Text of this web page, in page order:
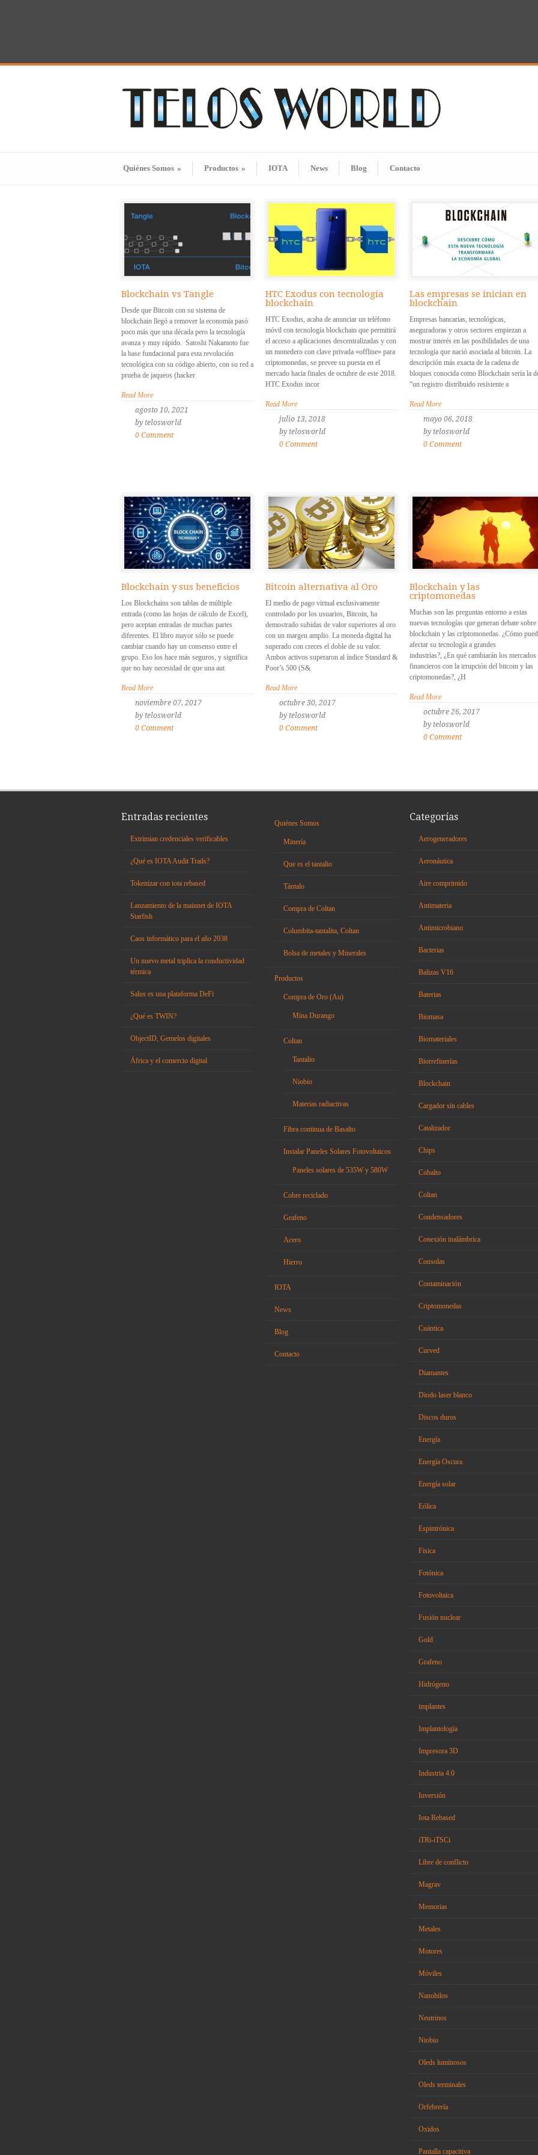
Quiénes Somos » Productos » IOTA News Blog Contacto
Blockchain vs Tangle
Desde que Bitcoin con su sistema de
blockchain llegó a remover la economía pasó
poco más que una década pero la tecnología
avanza y muy rápido. Satoshi Nakamoto fue
la base fundacional para esta revolución
tecnológica con su código abierto, con su red a
prueba de jaqueos (hacker
Read More
agosto 10, 2021
by telosworld
0 Comment
HTC Exodus con tecnología
blockchain
HTC Exodus, acaba de anunciar un teléfono
móvil con tecnología blockchain que permitirá
el acceso a aplicaciones descentralizadas y con
un monedero con clave privada «offline» para
criptomonedas, se prevee su puesta en el
mercado hacia finales de octubre de este 2018.
HTC Exodus incor
Read More
julio 13, 2018
by telosworld
0 Comment
Las empresas se inician en
blockchain
Empresas bancarias, tecnológicas,
aseguradoras y otros sectores empiezan a
mostrar interés en las posibilidades de una
tecnología que nació asociada al bitcoin. La
descripción más exacta de la cadena de
bloques conocida como Blockchain sería la
“un registro distribuido resistente a
Read More
mayo 06, 2018
by telosworld
0 Comment
Blockchain y sus beneficios
Los Blockchains son tablas de múltiple
entrada (como las hojas de cálculo de Excel),
pero aceptan entradas de muchas partes
diferentes. El libro mayor sólo se puede
cambiar cuando hay un consenso entre el
grupo. Eso los hace más seguros, y significa
que no hay necesidad de que una aut
Read More
noviembre 07, 2017
by telosworld
0 Comment
Bitcoin alternativa al Oro
El medio de pago virtual exclusivamente
controlado por los usuarios, Bitcoin, ha
demostrado subidas de valor superiores al oro
con un margen amplio. La moneda digital ha
superado con creces el doble de su valor.
Ambos activos superaron al índice Standard &
Poor’s 500 (S&
Read More
octubre 30, 2017
by telosworld
0 Comment
Blockchain y las
criptomonedas
Muchas son las preguntas entorno a estas
nuevas tecnologías que generan debate sobre
blockchain y las criptomonedas. ¿Cómo
afectar su tecnología a grandes
industrias?, ¿En qué cambiarán los mercados
financieros con la irrupción del bitcoin y las
criptomonedas?, ¿H
Read More
octubre 26, 2017
by telosworld
0 Comment
Entradas recientes
Extrimian credenciales verificables
¿Qué es IOTA Audit Trails?
Tokenizar con iota rebased
Lanzamiento de la mainnet de IOTA
Starfish
Caos informático para el año 2038
Un nuevo metal triplica la conductividad
térmica
Salus es una plataforma DeFi
¿Qué es TWIN?
ObjectID, Gemelos digitales
África y el comercio digital
Quiénes Somos
Minería
Que es el tantalio
Tántalo
Compra de Coltan
Columbita-tantalita, Coltan
Bolsa de metales y Minerales
Productos
Compra de Oro (Au)
Mina Durango
Coltan
Tantalio
Niobio
Materias radiactivas
Fibra continua de Basalto
Instalar Paneles Solares Fotovoltaicos
Paneles solares de 535W y 580W
Cobre reciclado
Grafeno
Acero
Hierro
IOTA
News
Blog
Contacto
Categorías
Aerogeneradores
Aeronáutica
Aire comprimido
Antimateria
Antimicrobiano
Bacterias
Balizas V16
Baterias
Biomasa
Biomateriales
Biorrefinerías
Blockchain
Cargador sin cables
Catalizador
Chips
Cobalto
Coltan
Condensadores
Conexión inalámbrica
Consolas
Contaminación
Criptomonedas
Cuántica
Curved
Diamantes
Diodo laser blanco
Discos duros
Energía
Energía Oscura
Energía solar
Eólica
Espintrónica
Fisica
Fotónica
Fotovoltaica
Fusión nuclear
Gold
Grafeno
Hidrógeno
implantes
Implantología
Impresora 3D
Industria 4.0
Inversión
Iota Rebased
iTRi-iTSCi
Libre de conflicto
Magrav
Memorias
Metales
Motores
Móviles
Nanohilos
Neutrinos
Niobio
Oleds luminosos
Oleds terminales
Orfebrería
Oxidos
Pantalla capacitiva